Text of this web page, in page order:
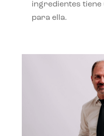
ingredientes tiene
para ella.